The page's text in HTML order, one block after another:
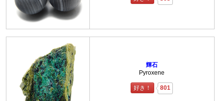
輝石
Pyroxene
好き！ 801